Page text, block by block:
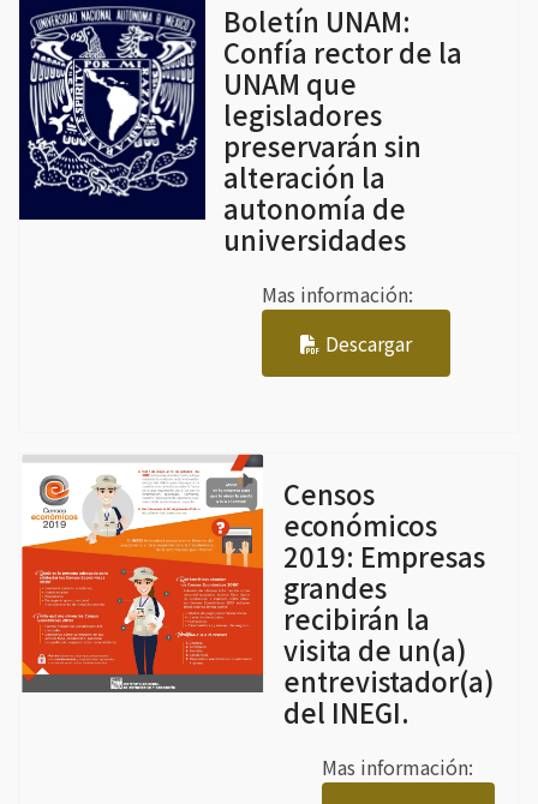
Boletín UNAM:
Confía rector de la
UNAM que
legisladores
preservarán sin
alteración la
autonomía de
universidades
Mas información:
Descargar
Censos
económicos
2019: Empresas
grandes
recibirán la
visita de un(a)
entrevistador(a)
del INEGI.
Mas información: